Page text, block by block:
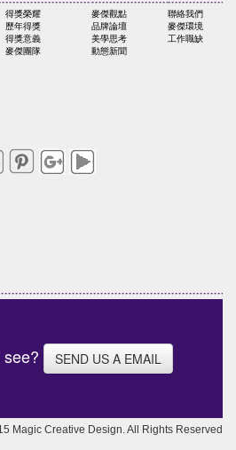
得獎榮耀
歷年得獎
得獎意義
麥傑團隊
麥傑觀點
品牌論壇
美學思考
動態新聞
聯絡我們
麥傑環境
工作職缺
SEND US A EMAIL
Magic Creative Design. All Rights Reserved